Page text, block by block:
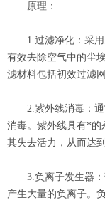
原理：
1.过滤净化：采用
有效去除空气中的尘
滤材料包括初效过滤
2.紫外线消毒：通
消毒。紫外线具有*的
其失去活力，从而达
3.负离子发生器：
产生大量的负离子。